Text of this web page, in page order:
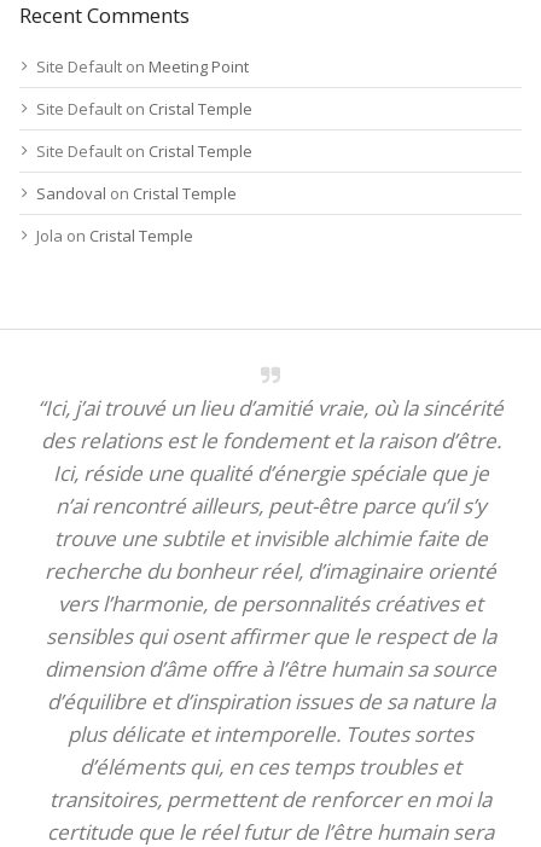
Recent Comments
Site Default on Meeting Point
Site Default on Cristal Temple
Site Default on Cristal Temple
Sandoval on Cristal Temple
Jola on Cristal Temple
“Ici, j’ai trouvé un lieu d’amitié vraie, où la sincérité
des relations est le fondement et la raison d’être.
Ici, réside une qualité d’énergie spéciale que je
n’ai rencontré ailleurs, peut-être parce qu’il s’y
trouve une subtile et invisible alchimie faite de
recherche du bonheur réel, d’imaginaire orienté
vers l’harmonie, de personnalités créatives et
sensibles qui osent affirmer que le respect de la
dimension d’âme offre à l’être humain sa source
d’équilibre et d’inspiration issues de sa nature la
plus délicate et intemporelle. Toutes sortes
d’éléments qui, en ces temps troubles et
transitoires, permettent de renforcer en moi la
certitude que le réel futur de l’être humain sera